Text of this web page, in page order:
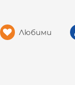
Любими